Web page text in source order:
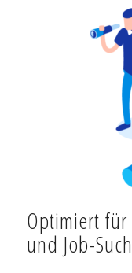
Optimiert für
und Job-